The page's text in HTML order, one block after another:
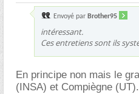
Envoyé par Brother95
intéressant.
Ces entretiens sont ils
En principe non mais le
(INSA) et Compiègne (UT).